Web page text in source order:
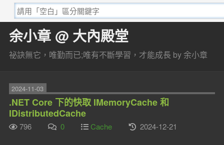
余小章 @ 大內殿堂
祕訣無它，唯勤而已;唯有不斷學習，才能成長 by 余小章
2024-11-03
.NET Core 下的快取 IMemoryCache 和
IDistributedCache
796 0 Cache 2024-12-21